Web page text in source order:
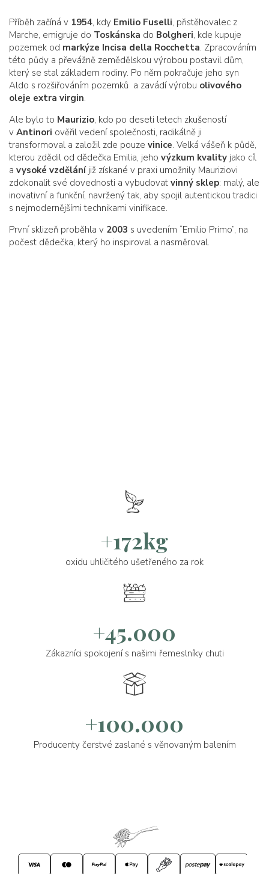
Příběh začíná v 1954, kdy Emilio Fuselli, přistěhovalec z
Marche, emigruje do Toskánska do Bolgheri, kde kupuje
pozemek od markýze Incisa della Rocchetta. Zpracováním
této půdy a převážně zemědělskou výrobou postavil dům,
který se stal základem rodiny. Po něm pokračuje jeho syn
Aldo s rozšiřováním pozemků a zavádí výrobu olivového
oleje extra virgin.
Ale bylo to Maurizio, kdo po deseti letech zkušeností
v Antinori ověřil vedení společnosti, radikálně ji
transformoval a založil zde pouze vinice. Velká vášeň k půdě,
kterou zdědil od dědečka Emilia, jeho výzkum kvality jako cíl
a vysoké vzděláníjiž získané v praxi umožnily Mauriziovi
zdokonalit své dovednosti a vybudovat vinný sklep: malý, ale
inovativní a funkční, navržený tak, aby spojil autentickou tradici
s nejmodernějšími technikami vinifikace.
První sklizeň proběhla v 2003 s uvedením “Emilio Primo”, na
počest dědečka, který ho inspiroval a nasměroval.
+172kg
oxidu uhličitého ušetřeného za rok
+45.000
Zákazníci spokojení s našimi řemeslníky chuti
+100.000
Producenty čerstvé zaslané s věnovaným balením